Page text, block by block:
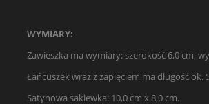
WYMIARY:
Zawieszka ma wymiary: szerokość 6,0 cm,
Łańcuszek wraz z zapięciem ma długość ok.
Satynowa sakiewka: 10,0 cm x 8,0 cm.